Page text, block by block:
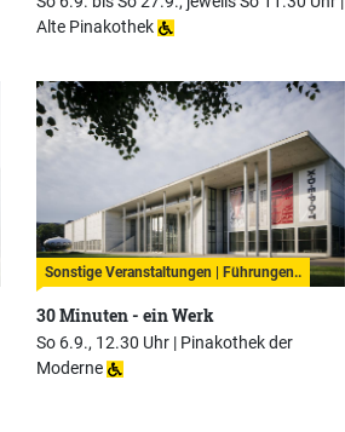
Alte Pinakothek
Sonstige Veranstaltungen | Führungen..
30 Minuten - ein Werk
So 6.9., 12.30 Uhr | Pinakothek der
Moderne